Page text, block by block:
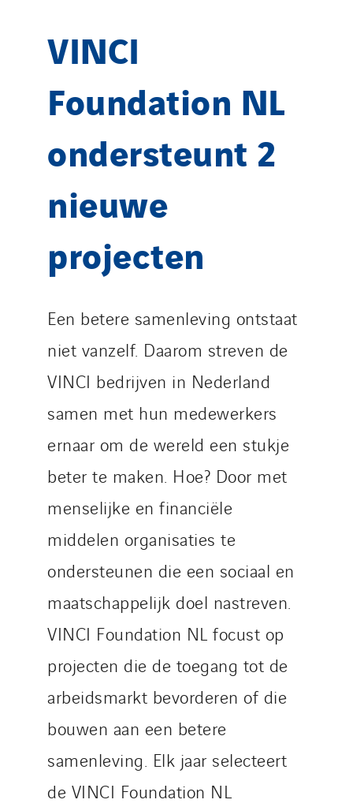
VINCI
Foundation NL
ondersteunt 2
nieuwe
projecten
Een betere samenleving ontstaat
niet vanzelf. Daarom streven de
VINCI bedrijven in Nederland
samen met hun medewerkers
ernaar om de wereld een stukje
beter te maken. Hoe? Door met
menselijke en financiële
middelen organisaties te
ondersteunen die een sociaal en
maatschappelijk doel nastreven.
VINCI Foundation NL focust op
projecten die de toegang tot de
arbeidsmarkt bevorderen of die
bouwen aan een betere
samenleving. Elk jaar selecteert
de VINCI Foundation NL